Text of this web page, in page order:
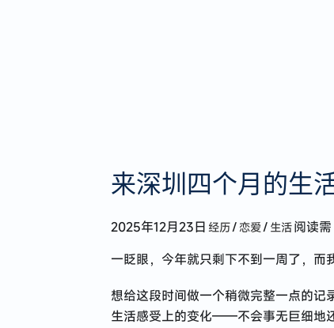
来深圳四个月的生
2025年12月23日 经历/ 恋爱/ 生活阅读
一眨眼，今年就只剩下不到一周了，而
想给这段时间做一个稍微完整一点的
生活感受上的变化——不会事无巨细地